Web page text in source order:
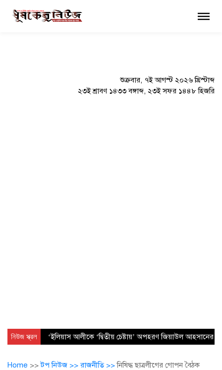
শুক্রবার, ৭ই আগস্ট ২০২৬ খ্রিস্টাব্দ
২৩ই শ্রাবণ ১৪৩৩ বঙ্গাব্দ, ২৩ই সফর ১৪৪৮ হিজরি
×
নিউজ স্ক্রল ‘ইলিয়াস আলীকে ‘দ্বিতীয় চেষ্টায়’ অপহরণ জিয়াউল আহসানের
Home >>টপ নিউজ >>রাজনীতি >>নিষিদ্ধ ছাত্রলীগের গোপন বৈঠক